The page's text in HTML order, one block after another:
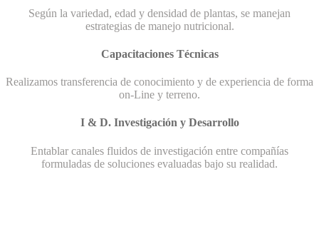
Según la variedad, edad y densidad de plantas, se manejan
estrategias de manejo nutricional.
Capacitaciones Técnicas
Realizamos transferencia de conocimiento y de experiencia de forma
on-Line y terreno.
I & D. Investigación y Desarrollo
Entablar canales fluidos de investigación entre compañías
formuladas de soluciones evaluadas bajo su realidad.